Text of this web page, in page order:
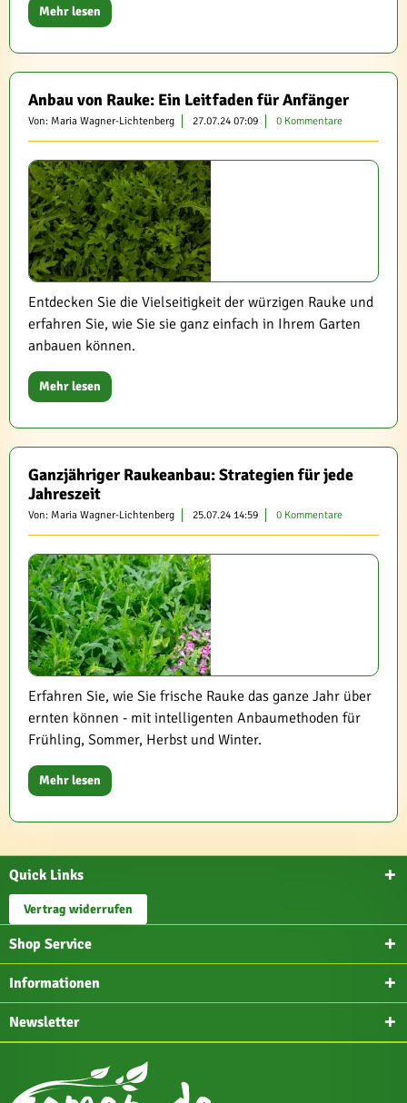
Mehr lesen
Anbau von Rauke: Ein Leitfaden für Anfänger
Von: Maria Wagner-Lichtenberg 27.07.24 07:09 0 Kommentare
Entdecken Sie die Vielseitigkeit der würzigen Rauke und
erfahren Sie, wie Sie sie ganz einfach in Ihrem Garten
anbauen können.
Mehr lesen
Ganzjähriger Raukeanbau: Strategien für jede
Jahreszeit
Von: Maria Wagner-Lichtenberg 25.07.24 14:59 0 Kommentare
Erfahren Sie, wie Sie frische Rauke das ganze Jahr über
ernten können - mit intelligenten Anbaumethoden für
Frühling, Sommer, Herbst und Winter.
Mehr lesen
Quick Links
Vertrag widerrufen
Shop Service
Informationen
Newsletter